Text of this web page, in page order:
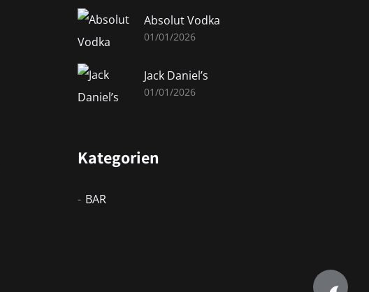
Absolut Vodka
01/01/2026
Jack Daniel’s
01/01/2026
Kategorien
BAR